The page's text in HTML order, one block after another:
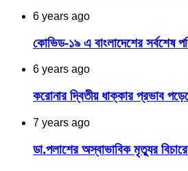
6 years ago
কোভিড-১৯ এ বাংলাদেশের সর্বশেষ
6 years ago
করোনার দ্বিতীয় ধাক্কার প্রভাব
7 years ago
ডা.পলাশের অস্বাভাবিক মৃত্যুর